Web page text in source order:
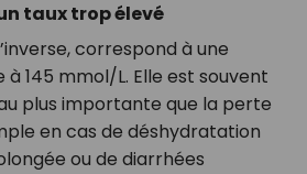
taux trop élevé
correspond à une
145 mmol/L. Elle est souvent
plus importante que la perte
en cas de déshydratation
ou de diarrhées